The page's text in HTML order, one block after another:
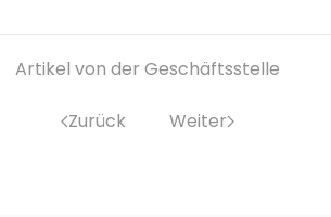
Artikel von der Geschäftsstelle
Zurück Weiter